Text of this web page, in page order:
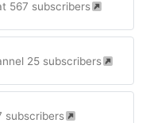
567 subscribers
25 subscribers
subscribers